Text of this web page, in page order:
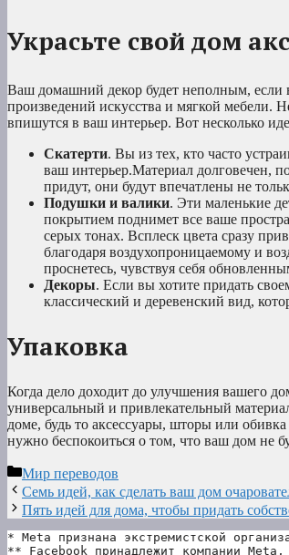
Украсьте свой дом
Ваш домашний декор будет неполным, если
произведений искусства и мягкой мебели.
впишутся в ваш интерьер. Вот несколько
Скатерти. Вы из тех, кто часто
ваш интерьер.Материал долговечен,
придут, они будут впечатлены не
Подушки и валики. Эти маленькие
покрытием поднимет все ваше
серых тонах. Всплеск цвета сразу
благодаря воздухопроницаемому и
проснетесь, чувствуя себя
Декоры. Если вы хотите придать
классический и деревенский вид,
Упаковка
Когда дело доходит до улучшения вашего
универсальный и привлекательный
доме, будь то аксессуары, шторы или
нужно беспокоиться о том, что ваш дом не
Рубрики
Мир переводов
Семь идей, как сделать ваш дом
Пять идей для дома, чтобы придать
* Meta признана экстремистской
** Facebook принадлежит компании